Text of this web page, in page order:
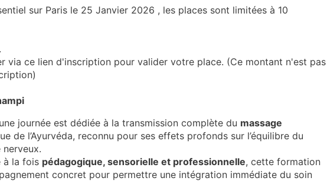
sur Paris le 25 Janvier 2026 , les places sont limitées à 10
via ce lien d'inscription pour valider votre place. (Ce montant n'est pas
journée est dédiée à la transmission complète du massage
de l’Ayurvéda, reconnu pour ses effets profonds sur l’équilibre du
à la fois pédagogique, sensorielle et professionnelle, cette formation
concret pour permettre une intégration immédiate du soin